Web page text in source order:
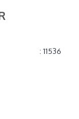
: 11536